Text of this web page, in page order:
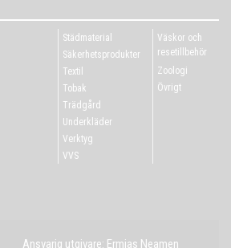
Städmaterial
Säkerhetsprodukter
Textil
Tobak
Trädgård
Underkläder
Verktyg
VVS
Väskor och
resetillbehör
Zoologi
Övrigt
Ansvarig utgivare: Ermias Neamen